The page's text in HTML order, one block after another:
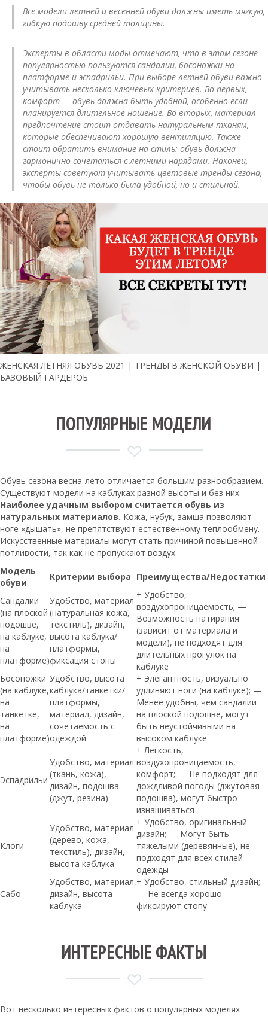
Все модели летней и весенней обуви должны иметь мягкую,
гибкую подошву средней толщины.
Эксперты в области моды отмечают, что в этом сезоне
популярностью пользуются сандалии, босоножки на
платформе и эспадрильи. При выборе летней обуви важно
учитывать несколько ключевых критериев. Во-первых,
комфорт — обувь должна быть удобной, особенно если
планируется длительное ношение. Во-вторых, материал —
предпочтение стоит отдавать натуральным тканям,
которые обеспечивают хорошую вентиляцию. Также
стоит обратить внимание на стиль: обувь должна
гармонично сочетаться с летними нарядами. Наконец,
эксперты советуют учитывать цветовые тренды сезона,
чтобы обувь не только была удобной, но и стильной.
ЖЕНСКАЯ ЛЕТНЯЯ ОБУВЬ 2021 | ТРЕНДЫ В ЖЕНСКОЙ ОБУВИ |
БАЗОВЫЙ ГАРДЕРОБ
ПОПУЛЯРНЫЕ МОДЕЛИ
Обувь сезона весна-лето отличается большим разнообразием.
Существуют модели на каблуках разной высоты и без них.
Наиболее удачным выбором считается обувь из
натуральных материалов. Кожа, нубук, замша позволяют
ноге «дышать», не препятствуют естественному теплообмену.
Искусственные материалы могут стать причиной повышенной
потливости, так как не пропускают воздух.
Модель
обуви
Критерии выбора Преимущества/Недостатки
Сандалии
(на плоской
подошве,
на каблуке,
на
платформе)
Удобство, материал
(натуральная кожа,
текстиль), дизайн,
высота каблука/
платформы,
фиксация стопы
+ Удобство,
воздухопроницаемость; —
Возможность натирания
(зависит от материала и
модели), не подходят для
длительных прогулок на
каблуке
Босоножки
(на каблуке,
на
танкетке,
на
платформе)
Удобство, высота
каблука/танкетки/
платформы,
материал, дизайн,
сочетаемость с
одеждой
+ Элегантность, визуально
удлиняют ноги (на каблуке); —
Менее удобны, чем сандалии
на плоской подошве, могут
быть неустойчивыми на
высоком каблуке
Эспадрильи
Удобство, материал
(ткань, кожа),
дизайн, подошва
(джут, резина)
+ Легкость,
воздухопроницаемость,
комфорт; — Не подходят для
дождливой погоды (джутовая
подошва), могут быстро
изнашиваться
Клоги
Удобство, материал
(дерево, кожа,
текстиль), дизайн,
высота каблука
+ Удобство, оригинальный
дизайн; — Могут быть
тяжелыми (деревянные), не
подходят для всех стилей
одежды
Сабо
Удобство, материал,
дизайн, высота
каблука
+ Удобство, стильный дизайн;
— Не всегда хорошо
фиксируют стопу
ИНТЕРЕСНЫЕ ФАКТЫ
Вот несколько интересных фактов о популярных моделях